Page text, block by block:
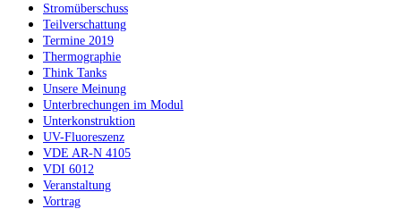
Stromüberschuss
Teilverschattung
Termine 2019
Thermographie
Think Tanks
Unsere Meinung
Unterbrechungen im Modul
Unterkonstruktion
UV-Fluoreszenz
VDE AR-N 4105
VDI 6012
Veranstaltung
Vortrag